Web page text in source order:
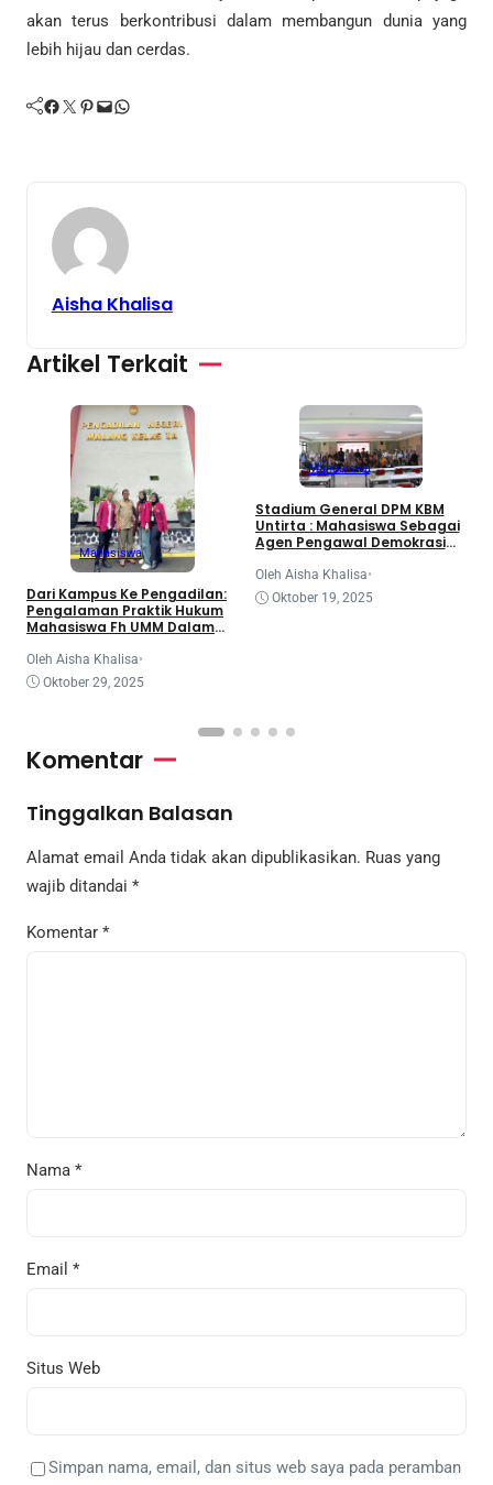
akan terus berkontribusi dalam membangun dunia yang
lebih hijau dan cerdas.
Facebook Twitter Pinterest Mail WhatsApp
Aisha Khalisa
Artikel Terkait
Mahasiswa
Dari Kampus Ke Pengadilan:
Pengalaman Praktik Hukum
Mahasiswa Fh UMM Dalam
Oleh Aisha Khalisa•
Oktober 29, 2025
Mahasiswa
Stadium General DPM KBM
Untirta : Mahasiswa Sebagai
Agen Pengawal Demokrasi
Nasional
Oleh Aisha Khalisa•
Oktober 19, 2025
Komentar
Tinggalkan Balasan
Alamat email Anda tidak akan dipublikasikan. Ruas yang
wajib ditandai *
Komentar *
Nama *
Email *
Situs Web
Simpan nama, email, dan situs web saya pada peramban